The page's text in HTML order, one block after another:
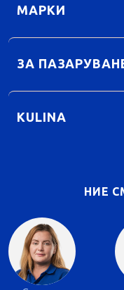
МАРКИ
ЗА
KULINA
НИЕ